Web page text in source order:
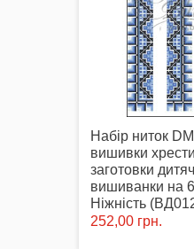
Набір ниток
вишивки
заготовки
вишиванки на
Ніжність
252,00 грн.